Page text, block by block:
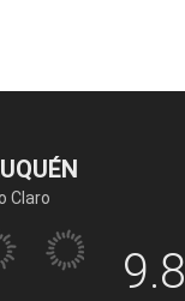
Claro
9.8